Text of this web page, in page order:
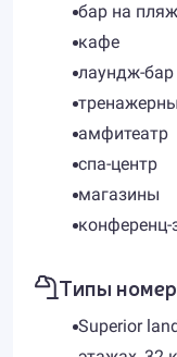
бар на
кафе
лаундж-бар
амфитеатр
спа-центр
магазины
конференц-
Типы
Superior